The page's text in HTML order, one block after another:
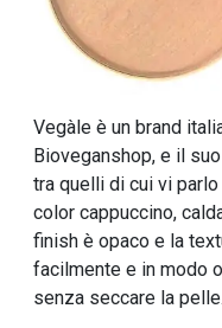
Vegàle è un brand
Bioveganshop, e il
tra quelli di cui vi
color cappuccino,
finish è opaco e la
facilmente e in modo
senza seccare la